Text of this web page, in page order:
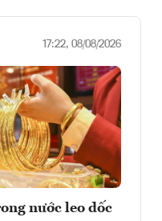
17:22, 08/08/2026
nước leo dốc